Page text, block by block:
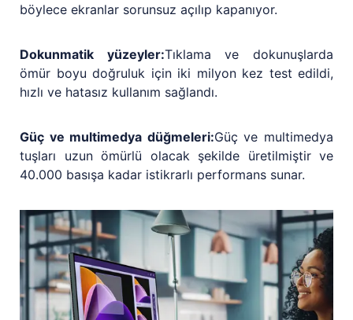
böylece ekranlar sorunsuz açılıp kapanıyor.
Dokunmatik yüzeyler:Tıklama ve dokunuşlarda
ömür boyu doğruluk için iki milyon kez test edildi,
hızlı ve hatasız kullanım sağlandı.
Güç ve multimedya düğmeleri:Güç ve multimedya
tuşları uzun ömürlü olacak şekilde üretilmiştir ve
40.000 basışa kadar istikrarlı performans sunar.